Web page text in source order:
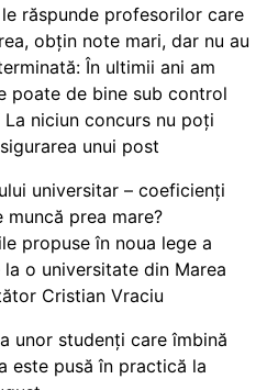
răspunde profesorilor care
obțin note mari, dar nu au
În ultimii ani am
poate de bine sub control
niciun concurs nu poți
unui post
universitar – coeficienți
prea mare?
propuse în noua lege a
o universitate din Marea
Cristian Vraciu
unor studenți care îmbină
este pusă în practică la